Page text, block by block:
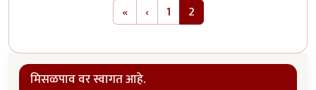
«First page
‹Previous page
1 2
मिसळपाव वर स्वागत आहे.